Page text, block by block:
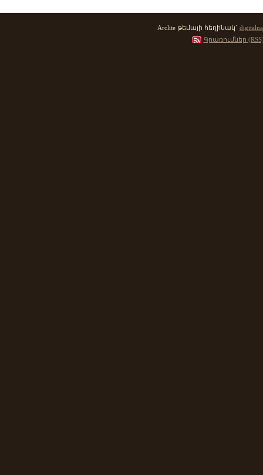
Arclite թեմայի հեղինակ`
Գրառումներ